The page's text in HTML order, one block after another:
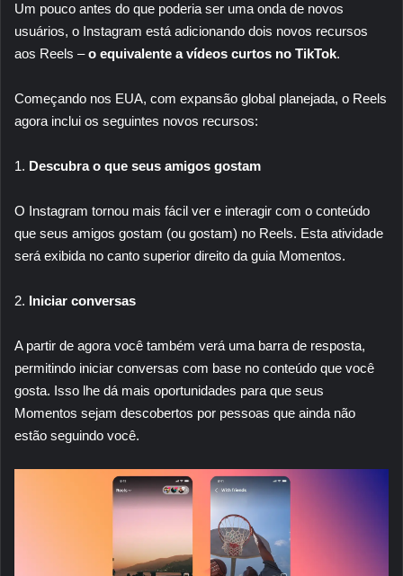
Um pouco antes do que poderia ser uma onda de novos
usuários, o Instagram está adicionando dois novos recursos
aos Reels –o equivalente a vídeos curtos no TikTok.
Começando nos EUA, com expansão global planejada, o Reels
agora inclui os seguintes novos recursos:
1. Descubra o que seus amigos gostam
O Instagram tornou mais fácil ver e interagir com o conteúdo
que seus amigos gostam (ou gostam) no Reels. Esta atividade
será exibida no canto superior direito da guia Momentos.
2. Iniciar conversas
A partir de agora você também verá uma barra de resposta,
permitindo iniciar conversas com base no conteúdo que você
gosta. Isso lhe dá mais oportunidades para que seus
Momentos sejam descobertos por pessoas que ainda não
estão seguindo você.